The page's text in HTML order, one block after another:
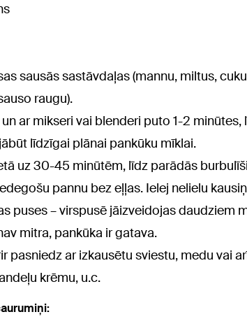
sausās sastāvdaļas (mannu, miltus,
raugu).
ar mikseri vai blenderi puto 1-2 minūtes,
līdzīgai plānai pankūku mīklai.
uz 30-45 minūtēm, līdz parādās
pannu bez eļļas. Ielej nelielu
puses – virspusē jāizveidojas daudziem
mitra, pankūka ir gatava.
pasniedz ar izkausētu sviestu, medu vai
krēmu, u.c.